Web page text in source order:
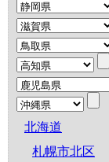
北海道
札幌市北区